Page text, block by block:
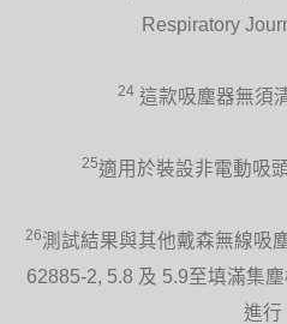
Respiratory
24 這款吸塵器無須
25適用於裝設非電動吸
26測試結果與其他戴森無線吸
62885-2, 5.8 及 5.9至填滿集
進行